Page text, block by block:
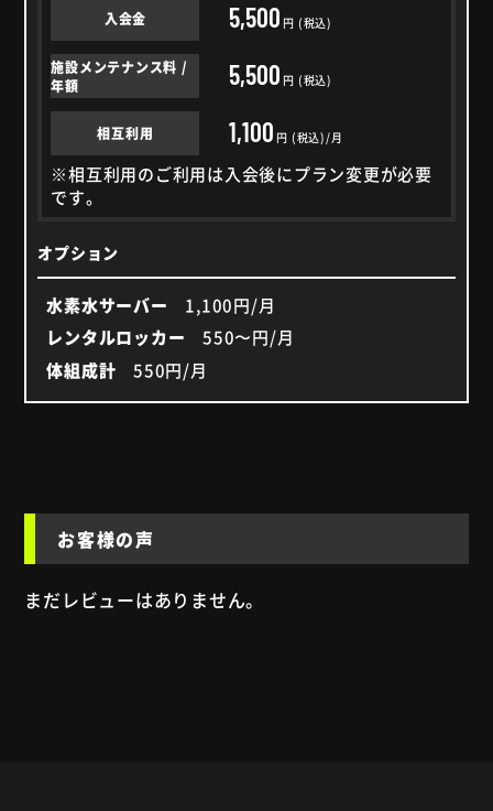
入会金 5,500円 (税込)
施設メンテナンス料 /
年額
5,500円 (税込)
相互利用 1,100円 (税込)/月
※相互利用のご利用は入会後にプラン変更が必要
です。
オプション
水素水サーバー
1,100円/月
レンタルロッカー
550〜円/月
体組成計
550円/月
お客様の声
まだレビューはありません。